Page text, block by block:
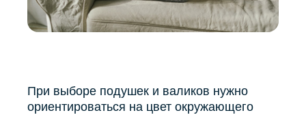
При выборе подушек и валиков нужно
ориентироваться на цвет окружающего